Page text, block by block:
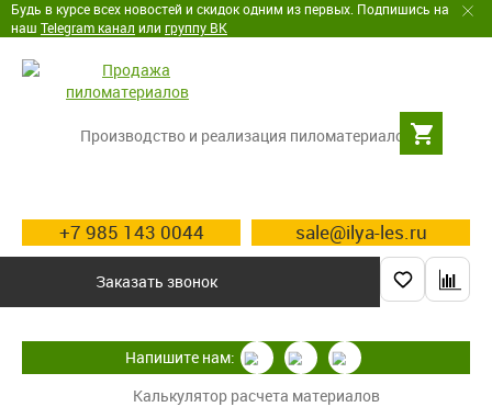
Будь в курсе всех новостей и скидок одним из первых. Подпишись на
наш Telegram канал или группу ВК
Производство и реализация пиломатериалов
+7 985 143 0044 sale@ilya-les.ru
Заказать звонок
Калькулятор расчета материалов
Напишите нам: